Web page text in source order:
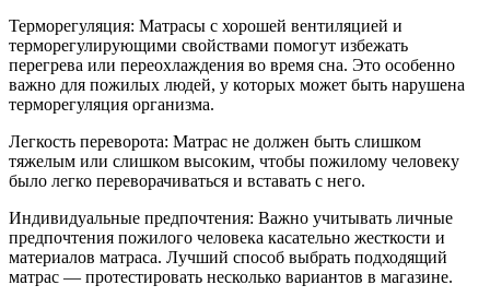
Терморегуляция: Матрасы с хорошей вентиляцией и
терморегулирующими свойствами помогут избежать
перегрева или переохлаждения во время сна. Это особенно
важно для пожилых людей, у которых может быть нарушена
терморегуляция организма.
Легкость переворота: Матрас не должен быть слишком
тяжелым или слишком высоким, чтобы пожилому человеку
было легко переворачиваться и вставать с него.
Индивидуальные предпочтения: Важно учитывать личные
предпочтения пожилого человека касательно жесткости и
материалов матраса. Лучший способ выбрать подходящий
матрас — протестировать несколько вариантов в магазине.